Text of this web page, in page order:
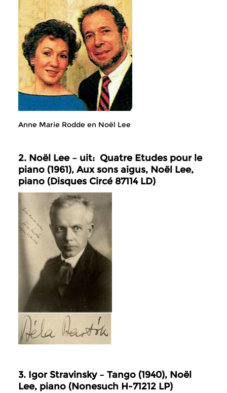
Anne Marie Rodde en Noël Lee
2. Noël Lee – uit: Quatre Etudes pour le
piano (1961), Aux sons aigus, Noël Lee,
piano (Disques Circé 87114 LD)
3. Igor Stravinsky – Tango (1940), Noël
Lee, piano (Nonesuch H-71212 LP)